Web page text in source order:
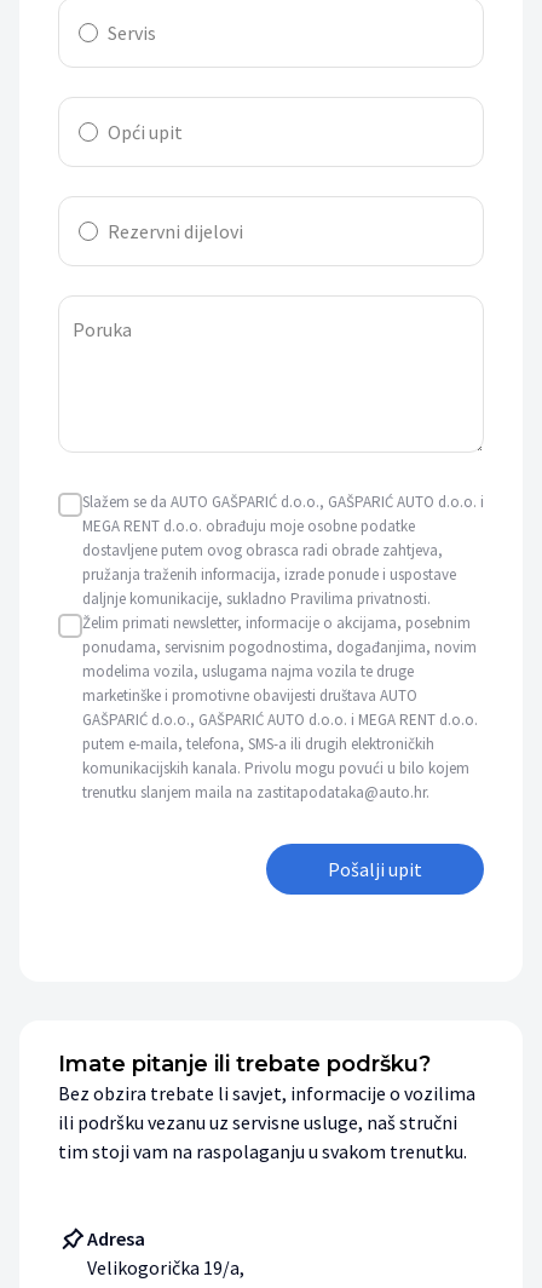
Servis
Opći upit
Rezervni dijelovi
Poruka
Slažem se da AUTO GAŠPARIĆ d.o.o., GAŠPARIĆ AUTO d.o.o. i
MEGA RENT d.o.o. obrađuju moje osobne podatke
dostavljene putem ovog obrasca radi obrade zahtjeva,
pružanja traženih informacija, izrade ponude i uspostave
daljnje komunikacije, sukladno Pravilima privatnosti.
Želim primati newsletter, informacije o akcijama, posebnim
ponudama, servisnim pogodnostima, događanjima, novim
modelima vozila, uslugama najma vozila te druge
marketinške i promotivne obavijesti društava AUTO
GAŠPARIĆ d.o.o., GAŠPARIĆ AUTO d.o.o. i MEGA RENT d.o.o.
putem e-maila, telefona, SMS-a ili drugih elektroničkih
komunikacijskih kanala. Privolu mogu povući u bilo kojem
trenutku slanjem maila na zastitapodataka@auto.hr.
Pošalji upit
Imate pitanje ili trebate podršku?
Bez obzira trebate li savjet, informacije o vozilima
ili podršku vezanu uz servisne usluge, naš stručni
tim stoji vam na raspolaganju u svakom trenutku.
Adresa
Velikogorička 19/a,